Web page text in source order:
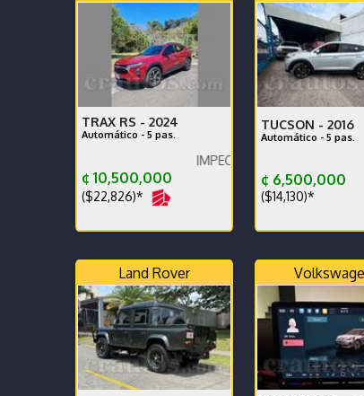
TRAX RS - 2024
Automático - 5 pas.
IMPECABLE.
¢ 10,500,000
($22,826)*
TUCSON - 2016
Automático - 5 pas.
¢ 6,500,000
($14,130)*
Diésel muy
Land Rover